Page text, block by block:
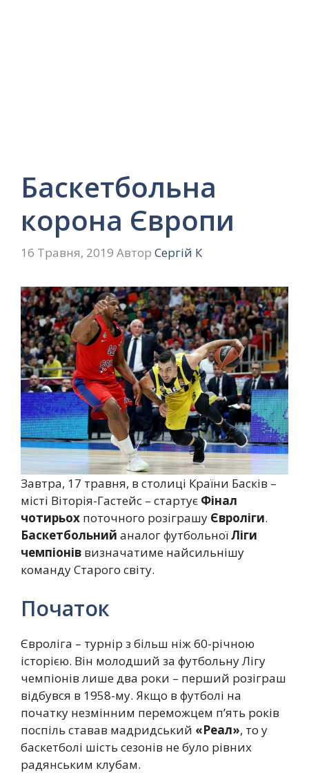
Баскетбольна
корона Європи
16 Травня, 2019 Автор Сергій К
Завтра, 17 травня, в столиці Країни Басків –
місті Віторія-Гастейс – стартує Фінал
чотирьох поточного розіграшу Євроліги.
Баскетбольний аналог футбольноїЛіги
чемпіонів визначатиме найсильнішу
команду Старого світу.
Початок
Євроліга – турнір з більш ніж 60-річною
історією. Він молодший за футбольну Лігу
чемпіонів лише два роки – перший розіграш
відбувся в 1958-му. Якщо в футболі на
початку незмінним переможцем п’ять років
поспіль ставав мадридський «Реал», то у
баскетболі шість сезонів не було рівних
радянським клубам.